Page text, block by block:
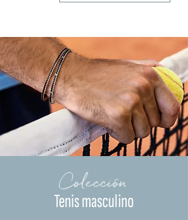
Colección
Tenis masculino